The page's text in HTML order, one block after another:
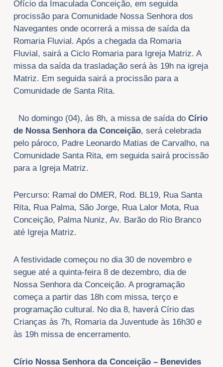
Ofício da Imaculada Conceição, em seguida
procissão para Comunidade Nossa Senhora dos
Navegantes onde ocorrerá a missa de saída da
Romaria Fluvial. Após a chegada da Romaria
Fluvial, sairá a Ciclo Romaria para Igreja Matriz. A
missa da saída da trasladação será às 19h na igreja
Matriz. Em seguida sairá a procissão para a
Comunidade de Santa Rita.
No domingo (04), às 8h, a missa de saída do Círio
de Nossa Senhora da Conceição, será celebrada
pelo pároco, Padre Leonardo Matias de Carvalho, na
Comunidade Santa Rita, em seguida sairá procissão
para a Igreja Matriz.
Percurso: Ramal do DMER, Rod. BL19, Rua Santa
Rita, Rua Palma, São Jorge, Rua Lalor Mota, Rua
Conceição, Palma Nuniz, Av. Barão do Rio Branco
até Igreja Matriz.
A festividade começou no dia 30 de novembro e
segue até a quinta-feira 8 de dezembro, dia de
Nossa Senhora da Conceição. A programação
começa a partir das 18h com missa, terço e
programação cultural. No dia 8, haverá Círio das
Crianças às 7h, Romaria da Juventude às 16h30 e
às 19h missa de encerramento.
Círio Nossa Senhora da Conceição – Benevides